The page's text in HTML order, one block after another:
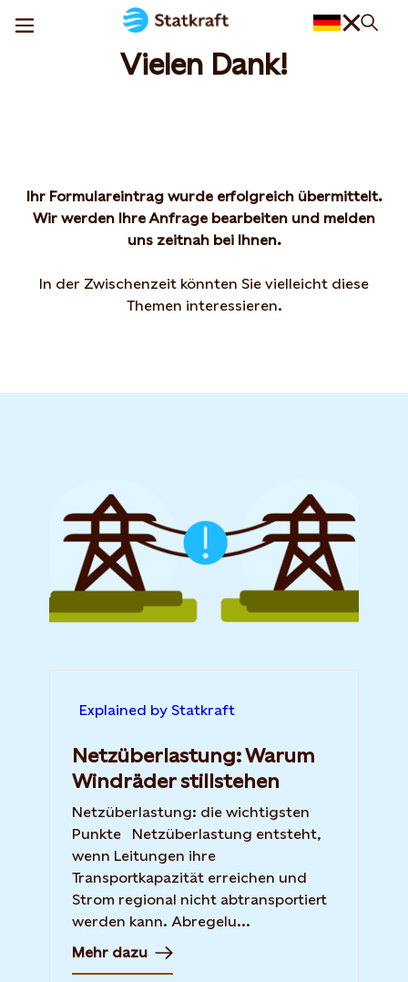
Vielen Dank!
Ihr Formulareintrag wurde erfolgreich übermittelt.
Wir werden Ihre Anfrage bearbeiten und melden
uns zeitnah bei Ihnen.
In der Zwischenzeit könnten Sie vielleicht diese
Themen interessieren.
Explained by Statkraft
Netzüberlastung: Warum
Windräder stillstehen
Netzüberlastung: die wichtigsten
Punkte Netzüberlastung entsteht,
wenn Leitungen ihre
Transportkapazität erreichen und
Strom regional nicht abtransportiert
werden kann. Abregelu...
Mehr dazu